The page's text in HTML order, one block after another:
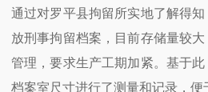
通过对罗平县拘留所实地了解得
放刑事拘留档案，目前存储量较
管理，要求生产工期加紧。基于
档案室尺寸进行了测量和记录，便